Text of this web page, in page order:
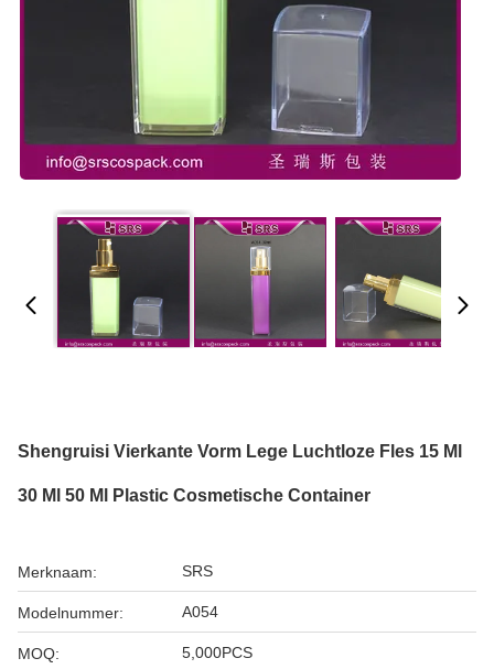
Shengruisi Vierkante Vorm Lege Luchtloze Fles 15 Ml
30 Ml 50 Ml Plastic Cosmetische Container
Merknaam: SRS
Modelnummer: A054
MOQ: 5,000PCS